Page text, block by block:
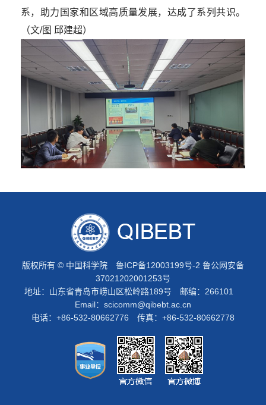
系，助力国家和区域高质量发展，达成了系列共识。
（文/图 邱建超）
版权所有 © 中国科学院 鲁ICP备12003199号-2 鲁公网安备
37021202001253号
地址：山东省青岛市崂山区松岭路189号 邮编：266101
Email： scicomm@qibebt.ac.cn
电话：+86-532-80662776 传真：+86-532-80662778